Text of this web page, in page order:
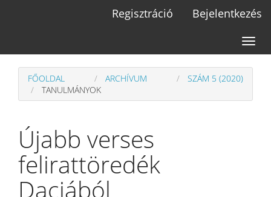
Sidebar
Regisztráció Bejelentkezés
Toggle
FŐOLDAL ARCHÍVUM
SZÁM 5 (2020)
TANULMÁNYOK
Újabb verses
felirattöredék
Daciából